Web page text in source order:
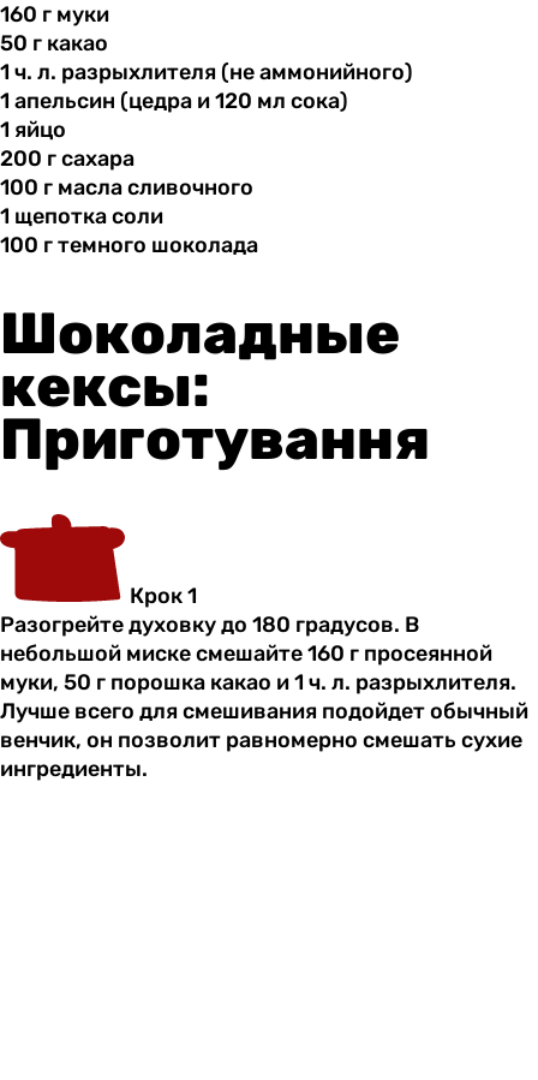
160 г муки
50 г какао
1 ч. л. разрыхлителя (не аммонийного)
1 апельсин (цедра и 120 мл сока)
1 яйцо
200 гсахара
100 г масласливочного
1 щепоткасоли
100 гтемного шоколада
Шоколадные
кексы:
Приготування
Крок 1
Разогрейте духовку до 180 градусов. В
небольшой миске смешайте 160 г просеянной
муки, 50 г порошка какао и 1 ч. л. разрыхлителя.
Лучше всего для смешивания подойдет обычный
венчик, он позволит равномерно смешать сухие
ингредиенты.